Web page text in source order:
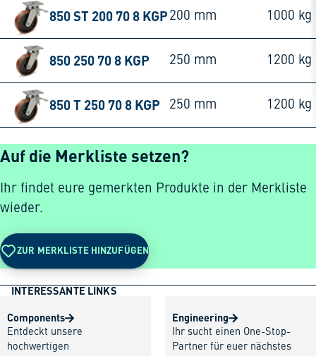
850 ST 200 70 8 KGP 200 mm 1000 kg
850 250 70 8 KGP 250 mm 1200 kg
850 T 250 70 8 KGP 250 mm 1200 kg
Auf die Merkliste setzen?
Ihr findet eure gemerkten Produkte in der Merkliste
wieder.
ZUR MERKLISTE HINZUFÜGEN
INTERESSANTE LINKS
Components
Entdeckt unsere
hochwertigen
Engineering
Ihr sucht einen One-Stop-
Partner für euer nächstes